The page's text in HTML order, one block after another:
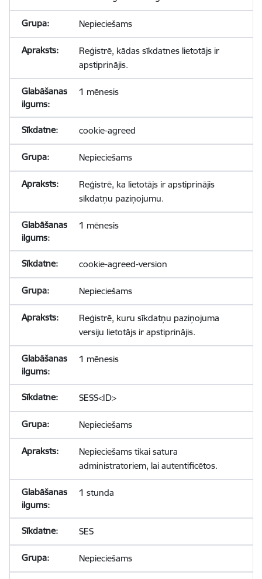
Nepieciešams
Reģistrē, kādas sīkdatnes lietotājs ir
apstiprinājis.
1 mēnesis
cookie-agreed
Nepieciešams
Reģistrē, ka lietotājs ir apstiprinājis
sīkdatņu paziņojumu.
1 mēnesis
cookie-agreed-version
Nepieciešams
Reģistrē, kuru sīkdatņu paziņojuma
versiju lietotājs ir apstiprinājis.
1 mēnesis
SESS<ID>
Nepieciešams
Nepieciešams tikai satura
administratoriem, lai autentificētos.
1 stunda
SES
Nepieciešams